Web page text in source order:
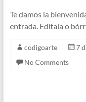
Te damos la
entrada. Edítala o
codigoarte 7
No Comments